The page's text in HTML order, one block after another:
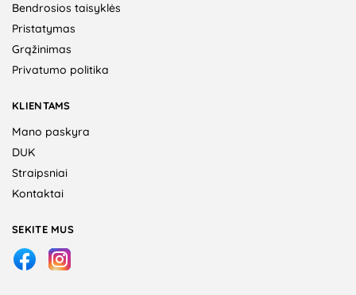
Bendrosios taisyklės
Pristatymas
Grąžinimas
Privatumo politika
KLIENTAMS
Mano paskyra
DUK
Straipsniai
Kontaktai
SEKITE MUS